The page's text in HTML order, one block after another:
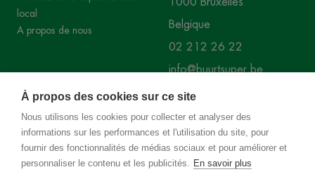
À propos des cookies sur ce site
Nous utilisons les cookies pour collecter et analyser des
informations sur les performances et l'utilisation du site, pour
fournir des fonctionnalités de médias sociaux et pour améliorer et
personnaliser le contenu et les publicités. En savoir plus
local
A propos de nous
Belgique
02 212 26 22
info@buurtsuper.be
RÉSEAUX SOCIAUX
Instagram Facebook